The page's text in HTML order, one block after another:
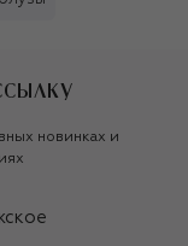
новинках и